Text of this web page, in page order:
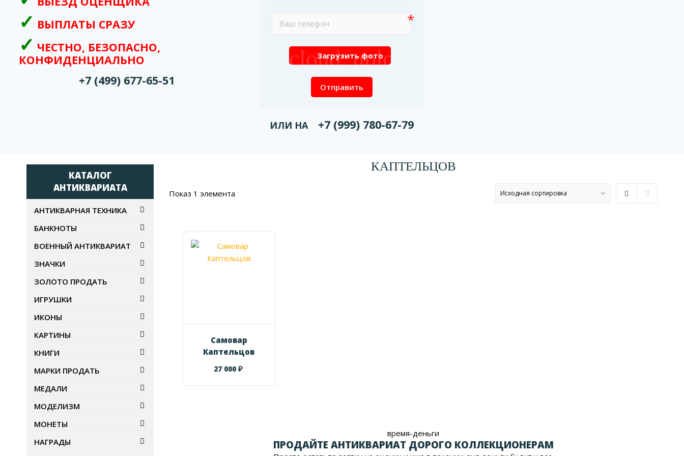
ВЫПЛАТЫ СРАЗУ
ЧЕСТНО, БЕЗОПАСНО,
КОНФИДЕНЦИАЛЬНО
+7 (499) 677-65-51
cloud_upload
Загрузить фото
Отправить
ИЛИ НА +7 (999) 780-67-79
КАПТЕЛЬЦОВ
Показ 1 элемента
Самовар
Каптельцов
27 000 ₽
время-деньги
ПРОДАЙТЕ АНТИКВАРИАТ ДОРОГО КОЛЛЕКЦИОНЕРАМ
КАТАЛОГ
АНТИКВАРИАТА
АНТИКВАРНАЯ ТЕХНИКА
БАНКНОТЫ
ВОЕННЫЙ АНТИКВАРИАТ
ЗНАЧКИ
ЗОЛОТО ПРОДАТЬ
ИГРУШКИ
ИКОНЫ
КАРТИНЫ
КНИГИ
МАРКИ ПРОДАТЬ
МЕДАЛИ
МОДЕЛИЗМ
МОНЕТЫ
НАГРАДЫ